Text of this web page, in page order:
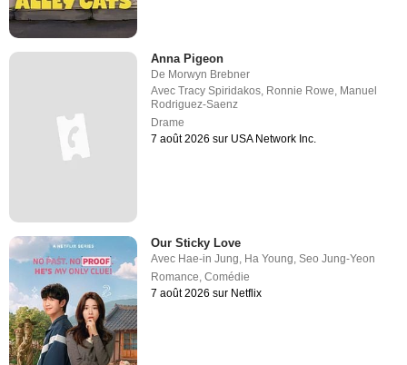
Anna Pigeon
De Morwyn Brebner
AvecTracy Spiridakos Ronnie Rowe Manuel
Rodriguez-Saenz
Drame
7 août 2026 sur USA Network Inc.
Our Sticky Love
Avec Hae-in Jung, Ha Young,Seo Jung-Yeon
Romance,Comédie
7 août 2026 sur Netflix